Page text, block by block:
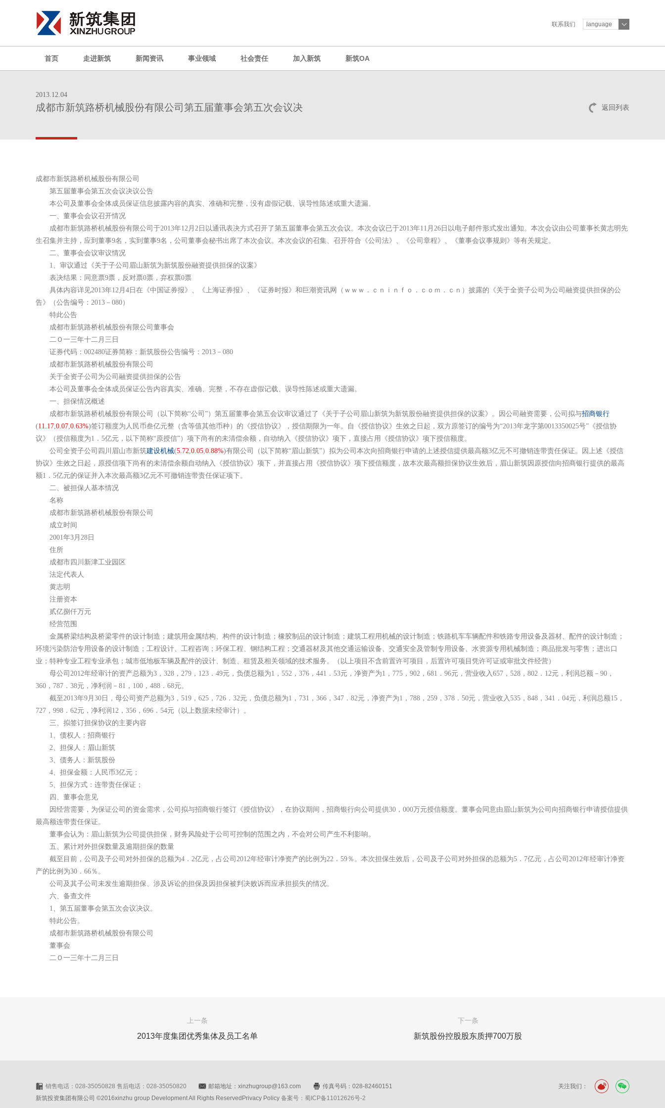
联系我们 language
首页 走进新筑 新闻资讯 事业领域 社会责任 加入新筑 新筑OA
返回列表
2013.12.04
成都市新筑路桥机械股份有限公司第五届董事会第五次会议决
成都市新筑路桥机械股份有限公司
第五届董事会第五次会议决议公告
本公司及董事会全体成员保证信息披露内容的真实、准确和完整，没有虚假记载、误导性陈述或重大遗漏。
一、董事会会议召开情况
成都市新筑路桥机械股份有限公司于2013年12月2日以通讯表决方式召开了第五届董事会第五次会议。本次会议已于2013年11月26日以电子邮件形式发出通知。本次会议由公司董事长黄志明先
生召集并主持，应到董事9名，实到董事9名，公司董事会秘书出席了本次会议。本次会议的召集、召开符合《公司法》、《公司章程》、《董事会议事规则》等有关规定。
二、董事会会议审议情况
1、审议通过《关于子公司眉山新筑为新筑股份融资提供担保的议案》
表决结果：同意票9票，反对票0票，弃权票0票
具体内容详见2013年12月4日在《中国证券报》、《上海证券报》、《证券时报》和巨潮资讯网（ｗｗｗ．ｃｎｉｎｆｏ．ｃｏｍ．ｃｎ）披露的《关于全资子公司为公司融资提供担保的公
告》（公告编号：2013－080）
特此公告
成都市新筑路桥机械股份有限公司董事会
二Ｏ一三年十二月三日
证券代码：002480证券简称：新筑股份公告编号：2013－080
成都市新筑路桥机械股份有限公司
关于全资子公司为公司融资提供担保的公告
本公司及董事会全体成员保证公告内容真实、准确、完整，不存在虚假记载、误导性陈述或重大遗漏。
一、担保情况概述
成都市新筑路桥机械股份有限公司（以下简称“公司”）第五届董事会第五会议审议通过了《关于子公司眉山新筑为新筑股份融资提供担保的议案》。因公司融资需要，公司拟与招商银行
(11.17,0.07,0.63%)签订额度为人民币叁亿元整（含等值其他币种）的《授信协议》，授信期限为一年。自《授信协议》生效之日起，双方原签订的编号为“2013年龙字第0013350025号”《授信协
议》（授信额度为1．5亿元，以下简称“原授信”）项下尚有的未清偿余额，自动纳入《授信协议》项下，直接占用《授信协议》项下授信额度。
公司全资子公司四川眉山市新筑建设机械(5.72,0.05,0.88%)有限公司（以下简称“眉山新筑”）拟为公司本次向招商银行申请的上述授信提供最高额3亿元不可撤销连带责任保证。因上述《授信
协议》生效之日起，原授信项下尚有的未清偿余额自动纳入《授信协议》项下，并直接占用《授信协议》项下授信额度，故本次最高额担保协议生效后，眉山新筑因原授信向招商银行提供的最高
额1．5亿元的保证并入本次最高额3亿元不可撤销连带责任保证项下。
二、被担保人基本情况
名称
成都市新筑路桥机械股份有限公司
成立时间
2001年3月28日
住所
成都市四川新津工业园区
法定代表人
黄志明
注册资本
贰亿捌仟万元
经营范围
金属桥梁结构及桥梁零件的设计制造；建筑用金属结构、构件的设计制造；橡胶制品的设计制造；建筑工程用机械的设计制造；铁路机车车辆配件和铁路专用设备及器材、配件的设计制造；
环境污染防治专用设备的设计制造；工程设计、工程咨询；环保工程、钢结构工程；交通器材及其他交通运输设备、交通安全及管制专用设备、水资源专用机械制造；商品批发与零售；进出口
业；特种专业工程专业承包；城市低地板车辆及配件的设计、制造、租赁及相关领域的技术服务。（以上项目不含前置许可项目，后置许可项目凭许可证或审批文件经营）
母公司2012年经审计的资产总额为3，328，279，123．49元，负债总额为1，552，376，441．53元，净资产为1，775，902，681．96元，营业收入657，528，802．12元，利润总额－90，
360，787．38元，净利润－81，100，488．68元。
截至2013年9月30日，母公司资产总额为3，519，625，726．32元，负债总额为1，731，366，347．82元，净资产为1，788，259，378．50元，营业收入535，848，341．04元，利润总额15，
727，998．62元，净利润12，356，696．54元（以上数据未经审计）。
三、拟签订担保协议的主要内容
1、债权人：招商银行
2、担保人：眉山新筑
3、债务人：新筑股份
4、担保金额：人民币3亿元；
5、担保方式：连带责任保证；
四、董事会意见
因经营需要，为保证公司的资金需求，公司拟与招商银行签订《授信协议》，在协议期间，招商银行向公司提供30，000万元授信额度。董事会同意由眉山新筑为公司向招商银行申请授信提供
最高额连带责任保证。
董事会认为：眉山新筑为公司提供担保，财务风险处于公司可控制的范围之内，不会对公司产生不利影响。
五、累计对外担保数量及逾期担保的数量
截至目前，公司及子公司对外担保的总额为4．2亿元，占公司2012年经审计净资产的比例为22．59％。本次担保生效后，公司及子公司对外担保的总额为5．7亿元，占公司2012年经审计净资
产的比例为30．66％。
公司及其子公司未发生逾期担保、涉及诉讼的担保及因担保被判决败诉而应承担损失的情况。
六、备查文件
1、第五届董事会第五次会议决议。
特此公告。
成都市新筑路桥机械股份有限公司
董事会
二Ｏ一三年十二月三日
上一条
2013年度集团优秀集体及员工名单
下一条
新筑股份控股股东质押700万股
关注我们：
销售电话：028-35050828 售后电话：028-35050820 邮箱地址：xinzhugroup@163.com
传真号码：028-82460151
新筑投资集团有限公司 ©2016xinzhu group Development All Rights ReservedPrivacy Policy 备案号：蜀ICP备11012626号-2